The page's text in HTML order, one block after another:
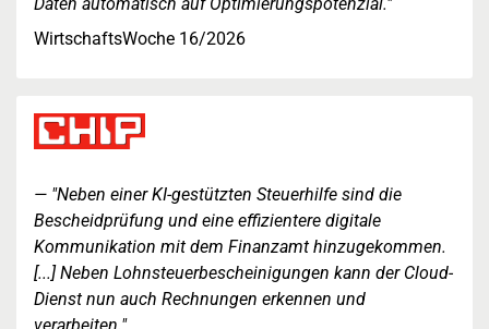
Daten automatisch auf Optimierungspotenzial."
WirtschaftsWoche 16/2026
"Neben einer KI-gestützten Steuerhilfe sind die
Bescheidprüfung und eine effizientere digitale
Kommunikation mit dem Finanzamt hinzugekommen.
[...] Neben Lohnsteuerbescheinigungen kann der Cloud-
Dienst nun auch Rechnungen erkennen und